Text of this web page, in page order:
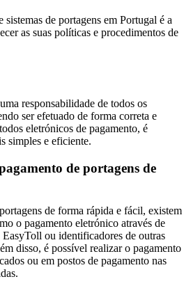
de portagens em Portugal é a
as suas políticas e procedimentos de
responsabilidade de todos os
ser efetuado de forma correta e
eletrónicos de pagamento, é
simples e eficiente.
de portagens de
de forma rápida e fácil, existem
o pagamento eletrónico através de
ou identificadores de outras
disso, é possível realizar o pagamento
ou em postos de pagamento nas